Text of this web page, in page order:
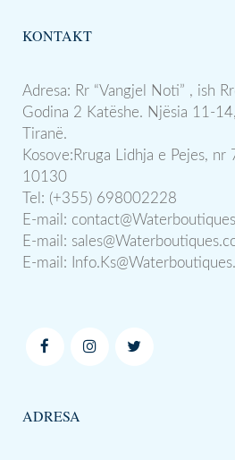
KONTAKT
Adresa: Rr “Vangjel Noti” , ish
Godina 2 Katëshe. Njësia 11-14,
Tiranë.
Kosove:Rruga Lidhja e Pejes, nr
10130
Tel: (+355) 698002228
E-mail:
E-mail:
E-mail:
ADRESA